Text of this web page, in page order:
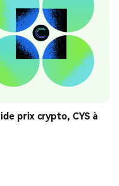
prix crypto, CYS à